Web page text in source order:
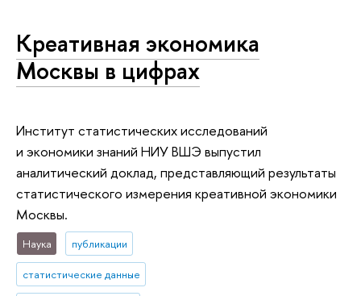
Креативная экономика
Москвы в цифрах
Институт статистических исследований
и экономики знаний НИУ ВШЭ выпустил
аналитический доклад, представляющий результаты
статистического измерения креативной экономики
Москвы.
Наука публикации
статистические данные